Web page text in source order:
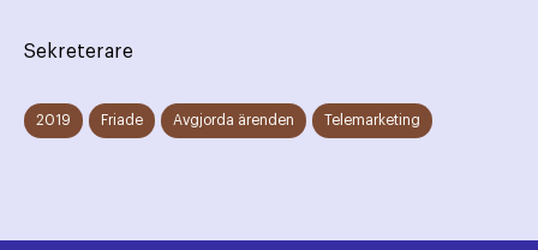
Sekreterare
2019 Friade Avgjorda ärenden Telemarketing